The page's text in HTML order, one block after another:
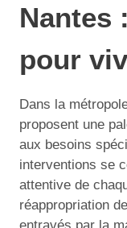
Nantes
pour
Dans la
proposent une
aux besoins
interventions se
attentive de
réappropriation